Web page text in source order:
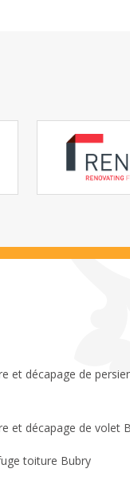
et décapage de volet
toiture Bubry